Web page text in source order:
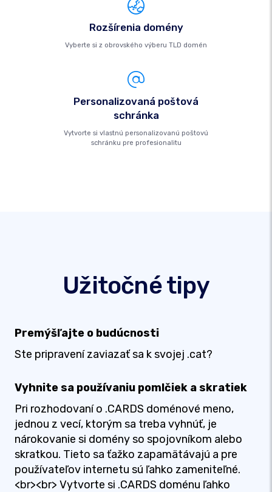
Rozšírenia domény
Vyberte si z obrovského výberu TLD domén
Personalizovaná poštová
schránka
Vytvorte si vlastnú personalizovanú poštovú
schránku pre profesionalitu
Užitočné tipy
Premýšľajte o budúcnosti
Ste pripravení zaviazať sa k svojej .cat?
Vyhnite sa používaniu pomlčiek a skratiek
Pri rozhodovaní o .CARDS doménové meno,
jednou z vecí, ktorým sa treba vyhnúť, je
nárokovanie si domény so spojovníkom alebo
skratkou. Tieto sa ťažko zapamätávajú a pre
používateľov internetu sú ľahko zameniteľné.
<br><br> Vytvorte si .CARDS doménu ľahko